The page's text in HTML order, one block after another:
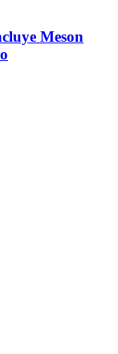
Meson